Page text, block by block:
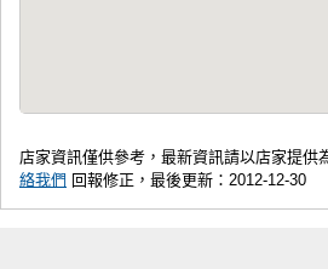
店家資訊僅供參考，最新資訊請以店家提供
絡我們 回報修正，最後更新：2012-12-30